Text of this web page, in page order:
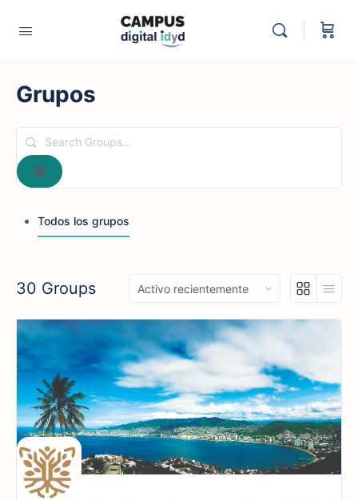
Grupos
Search
Groups…
Reset
Todos los grupos
30 Groups
Ordenar